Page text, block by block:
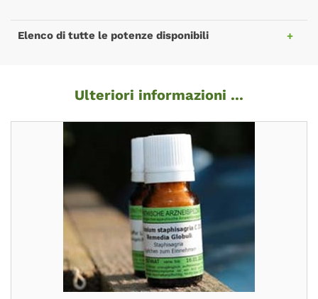
Elenco di tutte le potenze disponibili
Ulteriori informazioni ...